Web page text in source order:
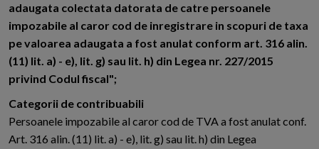
adaugata colectata datorata de catre persoanele
impozabile al caror cod de inregistrare in scopuri de taxa
pe valoarea adaugata a fost anulat conform art. 316 alin.
(11) lit. a) - e), lit. g) sau lit. h) din Legea nr. 227/2015
privind Codul fiscal";
Categorii de contribuabili
Persoanele impozabile al caror cod de TVA a fost anulat conf.
Art. 316 alin. (11) lit. a) - e), lit. g) sau lit. h) din Legea